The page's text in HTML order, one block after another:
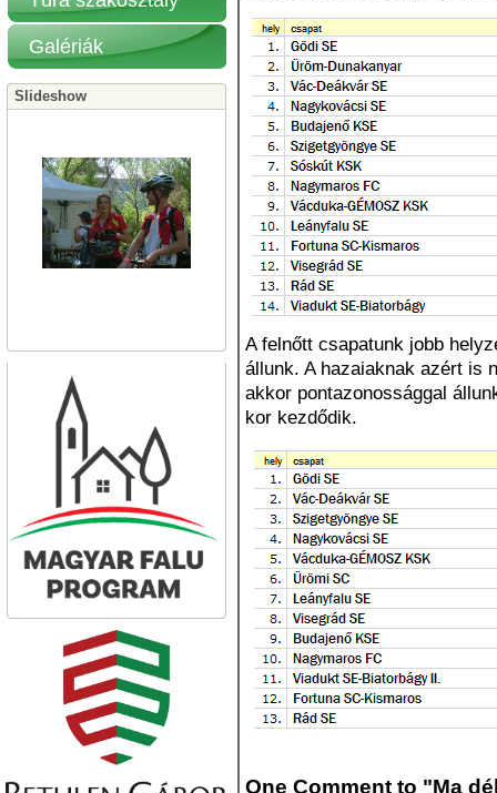
A felnőtt csapatunk jobb
állunk. A hazaiaknak azért is
akkor pontazonossággal
kor kezdődik.
One Comment to "Ma
Galériák
Slideshow